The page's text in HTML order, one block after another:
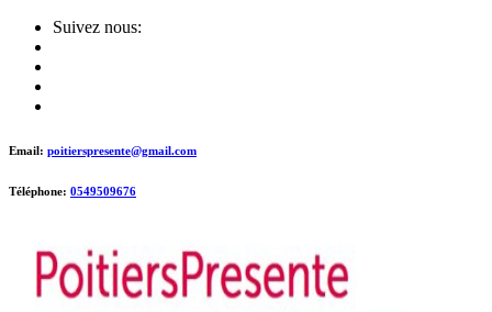
Skip
content
Suivez nous:
Email: poitierspresente@gmail.com
Téléphone: 0549509676